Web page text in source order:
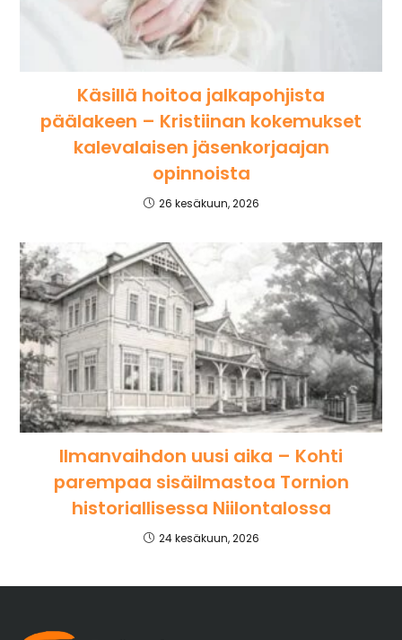
Käsillä hoitoa jalkapohjista
päälakeen – Kristiinan kokemukset
kalevalaisen jäsenkorjaajan
opinnoista
26 kesäkuun, 2026
Ilmanvaihdon uusi aika – Kohti
parempaa sisäilmastoa Tornion
historiallisessa Niilontalossa
24 kesäkuun, 2026